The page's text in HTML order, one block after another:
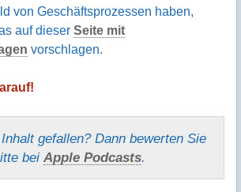
von Geschäftsprozessen haben,
auf dieser Seite mit
vorschlagen.
gefallen? Dann bewerten Sie
bei Apple Podcasts